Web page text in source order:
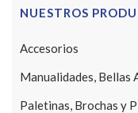
NUESTROS
Accesorios
Manualidades,
Paletinas, Brochas y